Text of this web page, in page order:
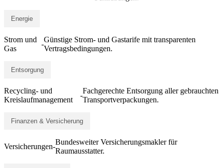
Energie
Strom und
Gas
-
Günstige Strom- und Gastarife mit transparenten
Vertragsbedingungen.
Entsorgung
Recycling- und
Kreislaufmanagement
-
Fachgerechte Entsorgung aller gebrauchten
Transportverpackungen.
Finanzen & Versicherung
Versicherungen-
Bundesweiter Versicherungsmakler für
Raumausstatter.